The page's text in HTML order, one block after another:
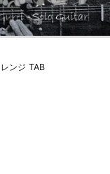

検索
ンジ TAB